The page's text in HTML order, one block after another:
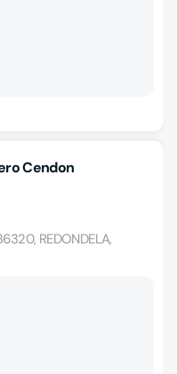
Cendon
REDONDELA,